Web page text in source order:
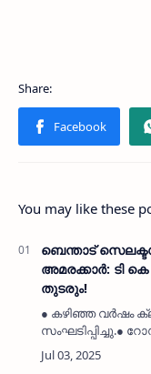
You may like these
ബെന്താട്
അമരക്കാർ: ടി
തുടരും!
● കഴിഞ്ഞ വർഷം
സംഘടിപ്പിച്ചു.●
ലക്ഷങ്ങൾ
പ്രവർത്തനങ്ങളിൽ